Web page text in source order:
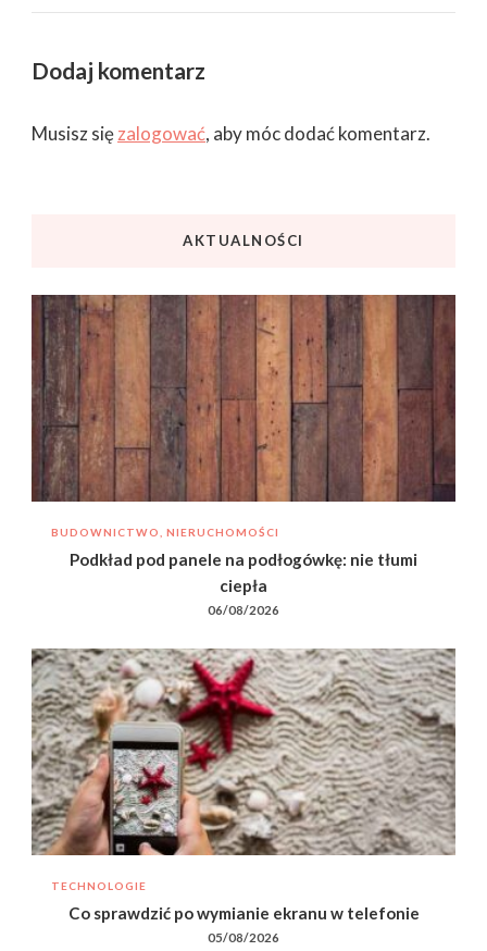
Dodaj komentarz
Musisz sięzalogować, aby móc dodać komentarz.
AKTUALNOŚCI
BUDOWNICTWO, NIERUCHOMOŚCI
Podkład pod panele na podłogówkę: nie tłumi
ciepła
06/08/2026
TECHNOLOGIE
Co sprawdzić po wymianie ekranu w telefonie
05/08/2026